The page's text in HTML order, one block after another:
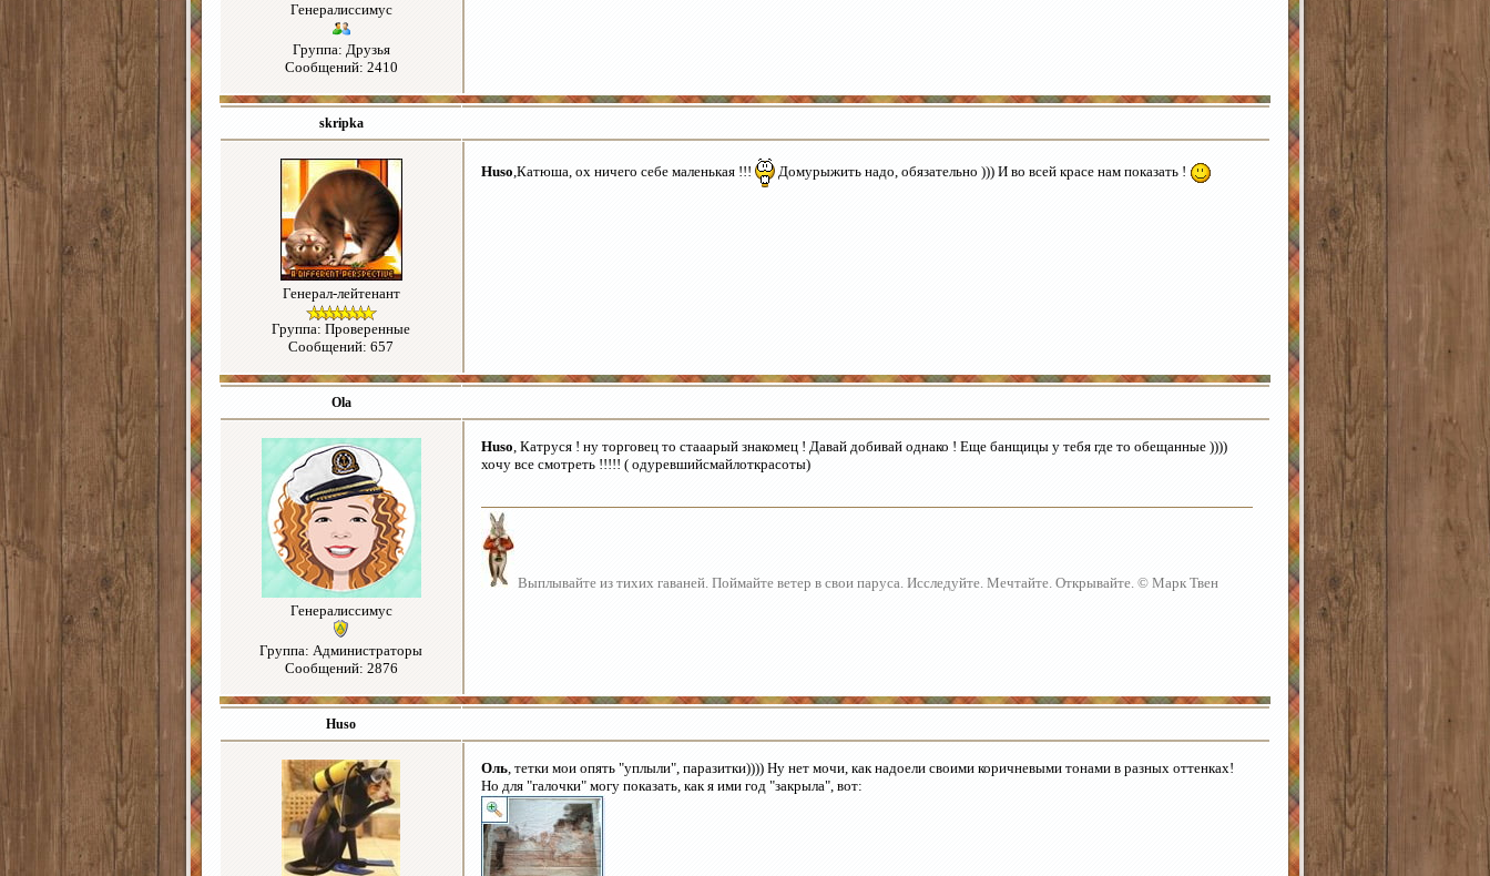
Генералиссимус
Группа: Друзья
Сообщений: 2410
skripka
Генерал-лейтенант
Группа: Проверенные
Сообщений: 657
Huso,Катюша, ох ничего себе маленькая !!! Домурыжить надо, обязательно ))) И во всей красе нам показать !
Ola
Генералиссимус
Группа: Администраторы
Сообщений: 2876
Huso, Катруся ! ну торговец то стааарый знакомец ! Давай добивай однако ! Еще банщицы у тебя где то обещанные ))))
хочу все смотреть !!!!! ( одуревшийсмайлоткрасоты)
Выплывайте из тихих гаваней. Поймайте ветер в свои паруса. Исследуйте. Мечтайте. Открывайте. © Марк Твен
Huso
Оль, тетки мои опять "уплыли", паразитки)))) Ну нет мочи, как надоели своими коричневыми тонами в разных оттенках!
Но для "галочки" могу показать, как я ими год "закрыла", вот: